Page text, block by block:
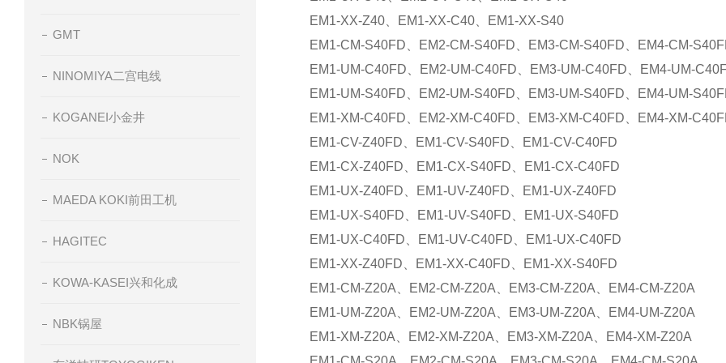
GMT
NINOMIYA二宫电线
KOGANEI小金井
NOK
MAEDA KOKI前田工机
HAGITEC
KOWA-KASEI兴和化成
NBK锅屋
EM1-XX-Z40、 EM1-XX-C40、
EM1-XX-S40
EM1-CM-S40FD
EM2-CM-S40FD EM3-CM-S40FD
EM4-CM-
EM1-UM-C40FD
EM2-UM-C40FD EM3-UM-C40FD
EM4-UM-
EM1-UM-S40FD
EM2-UM-S40FD EM3-UM-S40FD
EM4-UM-
EM1-XM-C40FD
EM2-XM-C40FD EM3-XM-C40FD
EM4-XM-
EM1-CV-Z40FD
EM1-CV-S40FD
EM1-CV-C40FD
EM1-CX-Z40FD
EM1-CX-S40FD
EM1-CX-C40FD
EM1-UX-Z40FD
EM1-UV-Z40FD
EM1-UX-Z40FD
EM1-UX-S40FD
EM1-UV-S40FD
EM1-UX-S40FD
EM1-UX-C40FD
EM1-UV-C40FD
EM1-UX-C40FD
EM1-XX-Z40FD
EM1-XX-C40FD
EM1-XX-S40FD
EM1-CM-Z20A
EM2-CM-Z20A EM3-CM-Z20A
EM4-CM-Z20A
EM1-UM-Z20A
EM2-UM-Z20A EM3-UM-Z20A
EM4-UM-Z20A
EM1-XM-Z20A
EM2-XM-Z20A EM3-XM-Z20A
EM4-XM-Z20A